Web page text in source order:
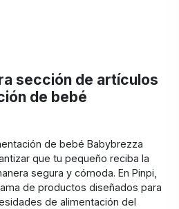
sección de artículos
de bebé
de bebé Babybrezza
que tu pequeño reciba la
segura y cómoda. En Pinpi,
de productos diseñados para
de alimentación del